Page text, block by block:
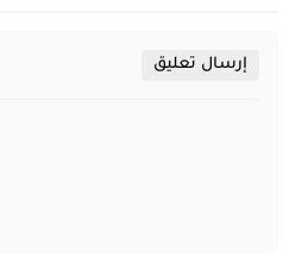
إرسال تعليق